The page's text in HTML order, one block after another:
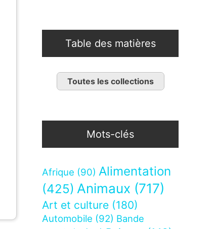
Table des matières
Toutes les collections
Mots-clés
Afrique (90) Alimentation
(425) Animaux (717)
Art et culture (180)
Automobile (92) Bande